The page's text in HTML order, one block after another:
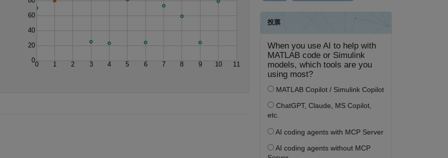
0 1 2 3 4 5 6 7 8 9 10 11
0
20
40
60